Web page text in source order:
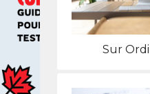
Sur